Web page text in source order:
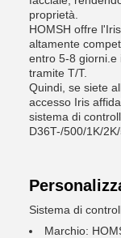
proprietà.
HOMSH offre
altamente
entro 5-8 giorni.e
tramite T/T.
Quindi, se siete
accesso Iris
sistema di
D36T-/500/1K/
Sistema di
Marchio: